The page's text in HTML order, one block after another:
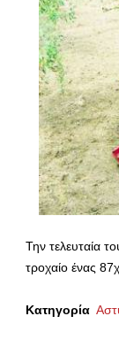
Την τελευταία
τροχαίο ένας
Κατηγορία